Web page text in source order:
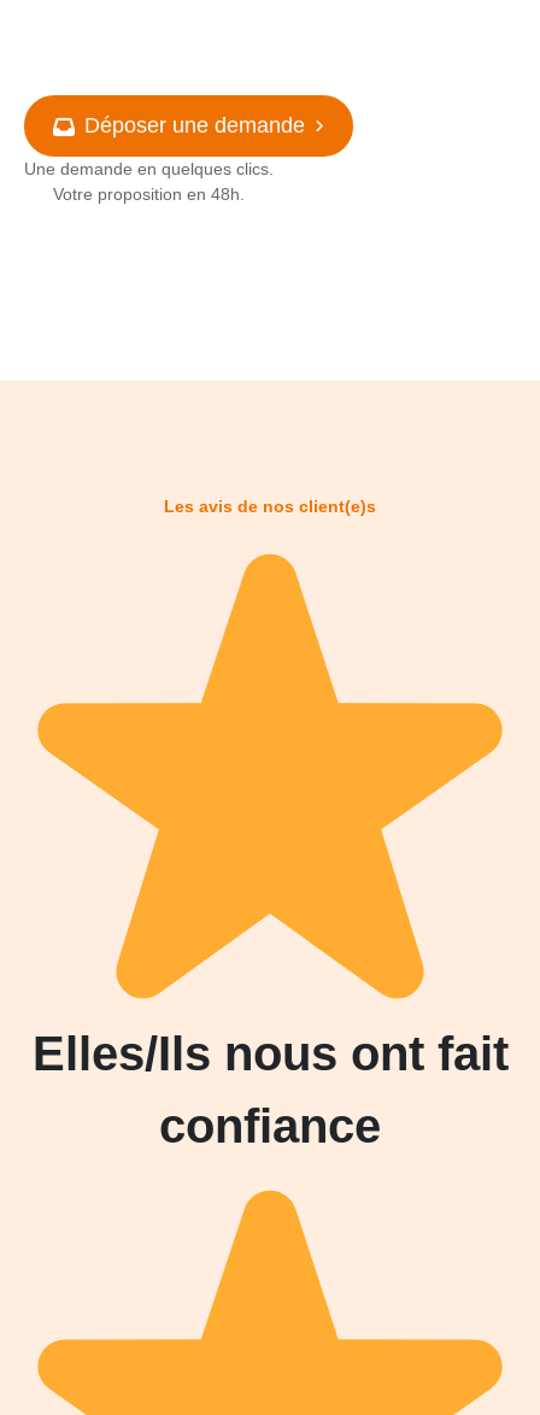
Déposer une demande
Une demande en quelques clics.
Votre proposition en 48h.
Les avis de nos client(e)s
Elles/Ils nous ont fait
confiance